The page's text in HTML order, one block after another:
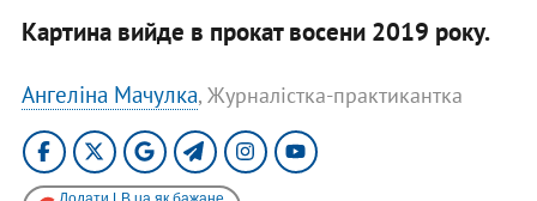
Картина вийде в прокат восени 2019 року.
Ангеліна Мачулка, Журналістка-практикантка